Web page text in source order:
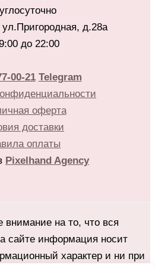
д.28а
до 22:00
00-21 Telegram
оферта
доставки
оплаты
Pixelhand Agency
на то, что вся
сайте информация носит
характер и ни при